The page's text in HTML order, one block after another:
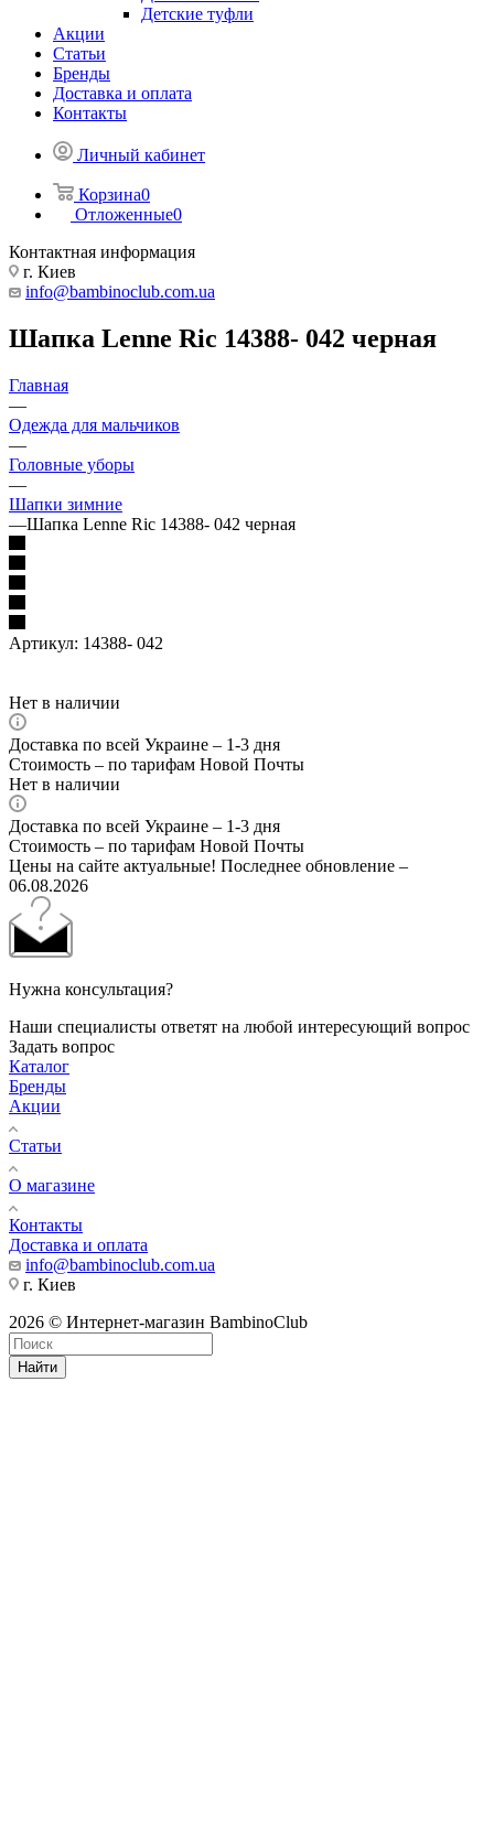
Детские туфли
Акции
Статьи
Бренды
Доставка и оплата
Контакты
Личный кабинет
Корзина0
Отложенные0
Контактная информация
г. Киев
info@bambinoclub.com.ua
Шапка Lenne Ric 14388- 042 черная
Главная
—
Одежда для мальчиков
—
Головные уборы
—
Шапки зимние
—Шапка Lenne Ric 14388- 042 черная
Артикул: 14388- 042
Нет в наличии
Доставка по всей Украине – 1-3 дня
Стоимость – по тарифам Новой Почты
Нет в наличии
Доставка по всей Украине – 1-3 дня
Стоимость – по тарифам Новой Почты
Цены на сайте актуальные! Последнее обновление –
06.08.2026
Нужна консультация?
Наши специалисты ответят на любой интересующий вопрос
Задать вопрос
Каталог
Бренды
Акции
Статьи
О магазине
Контакты
Доставка и оплата
info@bambinoclub.com.ua
г. Киев
2026 © Интернет-магазин BambinoClub
Найти